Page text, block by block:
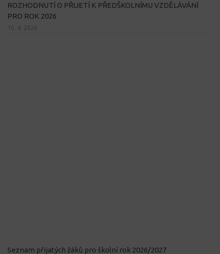
ROZHODNUTÍ O PŘIJETÍ K PŘEDŠKOLNÍMU VZDĚLÁVÁNÍ
PRO ROK 2026
10. 4. 2026
Seznam přijatých žáků pro školní rok 2026/2027